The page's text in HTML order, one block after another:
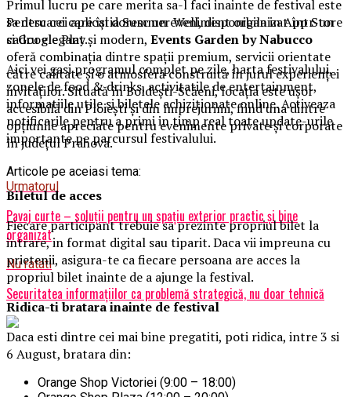
Pentru cei care își doresc un eveniment organizat într-un
cadru elegant și modern, Events Garden by Nabucco
oferă combinația dintre spații premium, servicii orientate
către calitate și o atmosferă construită în jurul experienței
invitaților. Situată în Boldești-Scăeni, locația este ușor
accesibilă din Ploiești și din împrejurimi, fiind una dintre
opțiunile apreciate pentru evenimente private și corporate
în județul Prahova.
Articole pe aceiasi tema:
Urmatorul
Pavaj curte – soluții pentru un spațiu exterior practic și bine
organizat
Nu ratati
Securitatea informațiilor ca problemă strategică, nu doar tehnică
Primul lucru pe care merita sa-l faci inainte de festival este
sa descarci aplicatia Summer Well, disponibila in App Store
si Google Play.
Aici vei gasi programul complet pe zile, harta festivalului,
zonele de food & drinks, activitatile de entertainment,
informatiile utile si biletele achizitionate online. Activeaza
notificarile pentru a primi in timp real toate update-urile
importante pe parcursul festivalului.
Biletul de acces
Fiecare participant trebuie sa prezinte propriul bilet la
intrare, in format digital sau tiparit. Daca vii impreuna cu
prietenii, asigura-te ca fiecare persoana are acces la
propriul bilet inainte de a ajunge la festival.
Ridica-ti bratarainainte de festival
Daca esti dintre cei mai bine pregatiti, poti ridica, intre 3 si
6 August, bratara din:
Orange Shop Victoriei (9:00 – 18:00)